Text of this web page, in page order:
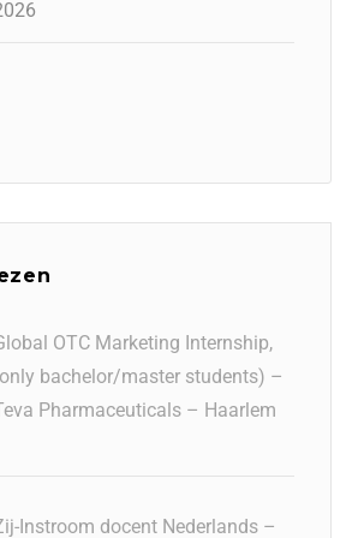
OTC Marketing Internship,
bachelor/master students) –
Pharmaceuticals – Haarlem
Instroom docent Nederlands –